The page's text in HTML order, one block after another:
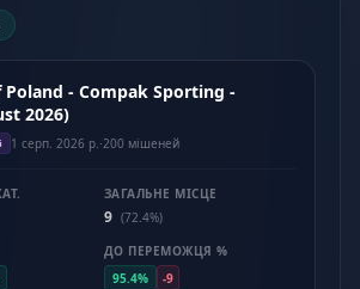
Poland - Compak Sporting -
2026)
1 серп. 2026 р. ·200 мішеней
ЗАГАЛЬНЕ МІСЦЕ
9 (72.4%)
ДО ПЕРЕМОЖЦЯ %
95.4%
-9